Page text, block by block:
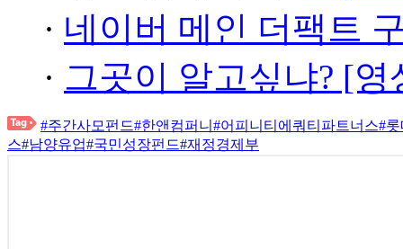
· 네이버 메인 더팩트
· 그곳이 알고싶냐? [
#주간사모펀드#한앤컴퍼니 #어피니티에쿼티파트너스#
스#남양유업#국민성장펀드#재정경제부